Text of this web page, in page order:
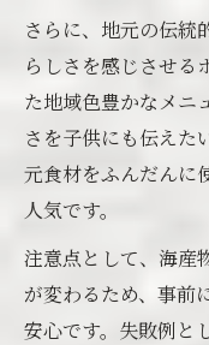
さらに、地元の伝統
らしさを感じさせる
た地域色豊かなメニ
さを子供にも伝えた
元食材をふんだんに
人気です。
注意点として、海産
が変わるため、事前
安心です。失敗例と